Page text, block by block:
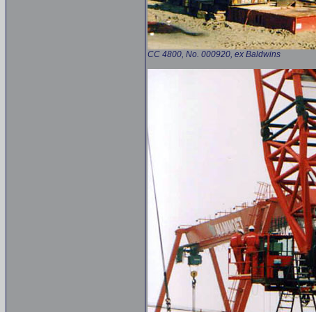
CC 4800, No. 000920, ex Baldwins